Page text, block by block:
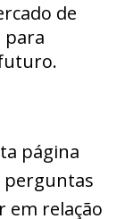
de
para
página
perguntas
em relação